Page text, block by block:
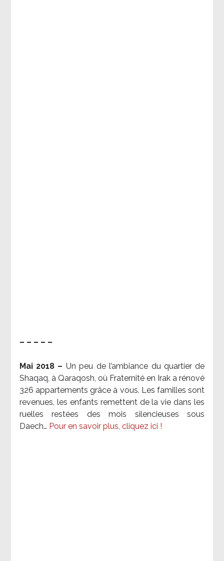
– – – – –
Mai 2018 – Un peu de l’ambiance du quartier de
Shaqaq, à Qaraqosh, où Fraternité en Irak a rénové
326 appartements grâce à vous. Les familles sont
revenues, les enfants remettent de la vie dans les
ruelles restées des mois silencieuses sous
Daech… Pour en savoir plus, cliquez ici !